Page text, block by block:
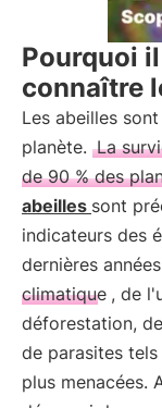
Pourquoi
connaître
Les abeilles
planète. La
de 90 % des
abeilles sont
indicateurs des
dernières
climatique , de
déforestation,
de parasites tels
plus menacées.